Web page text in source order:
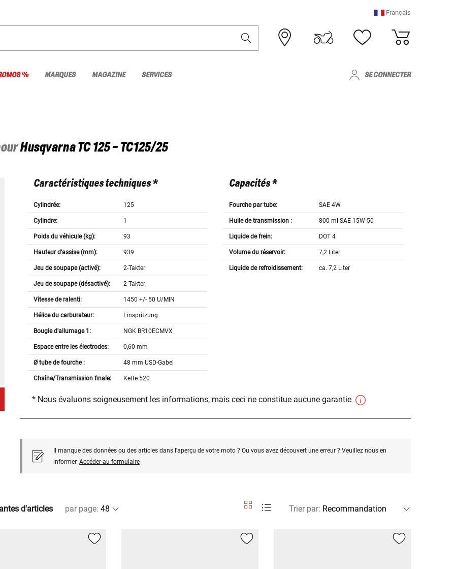
Français
% MARQUES MAGAZINE SERVICES SE CONNECTER
Husqvarna TC 125 - TC125/25
Caractéristiques techniques *
Cylindrée: 125
Cylindre: 1
Poids du véhicule (kg): 93
Hauteur d'assise (mm): 939
Jeu de soupape (activé): 2-Takter
Jeu de soupape (désactivé): 2-Takter
Vitesse de ralenti: 1450 +/- 50 U/MIN
Hélice du carburateur: Einspritzung
Bougie d'allumage 1: NGK BR10ECMVX
Espace entre les électrodes: 0,60 mm
Ø tube de fourche : 48 mm USD-Gabel
Chaîne/Transmission finale: Kette 520
Capacités *
Fourche par tube: SAE 4W
Huile de transmission : 800 ml SAE 15W-50
Liquide de frein: DOT 4
Volume du réservoir: 7,2 Liter
Liquide de refroidissement: ca. 7,2 Liter
* Nous évaluons soigneusement les informations, mais ceci ne constitue aucune garantie
Il manque des données ou des articles dans l'aperçu de votre moto ? Ou vous avez découvert une erreur ? Veuillez nous en
informer. Accéder au formulaire
d'articles par page: Trier par: